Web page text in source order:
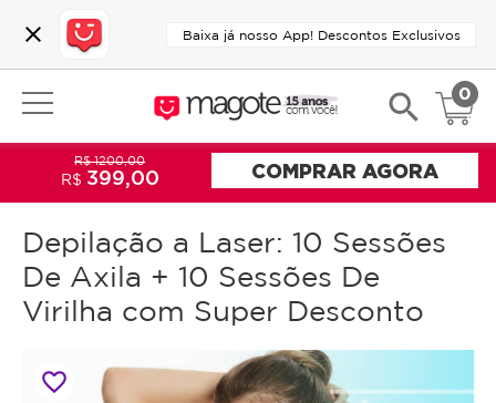
close Baixa já nosso App! Descontos Exclusivos
search 0
Depilação a Laser: 10 Sessões
De Axila + 10 Sessões De
Virilha com Super Desconto
favorite_border
R$ 1200,00
R$ 399,00 COMPRAR AGORA